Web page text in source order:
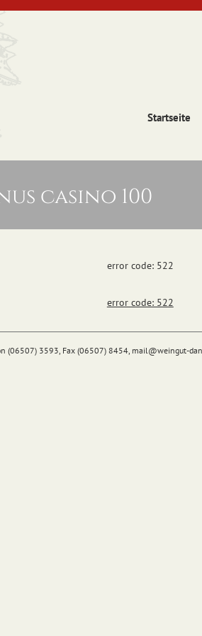
Startseite
casino 100
error code: 522
error code: 522
(06507) 3593, Fax (06507) 8454, mail@weingut-